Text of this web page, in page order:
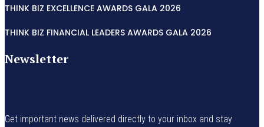
THINK BIZ EXCELLENCE AWARDS GALA 2026
THINK BIZ FINANCIAL LEADERS AWARDS GALA 2026
Newsletter
Get important news delivered directly to your inbox and stay